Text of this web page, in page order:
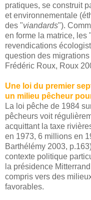
pratiques, se construit
et environnementale
des "viandards").
en forme la matrice, les "
revendications
question des
Frédéric Roux, Roux
Une loi du premier
un milieu pêcheur
La loi pêche de 1984
pêcheurs voit
acquittant la taxe
en 1973, 6 millions en
Barthélémy 2003,
contexte politique
la présidence
compris vers des
favorables.